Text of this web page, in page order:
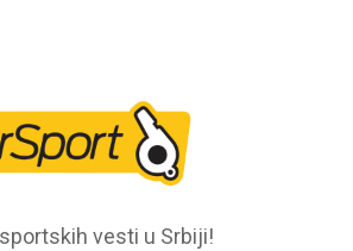
vesti u Srbiji!